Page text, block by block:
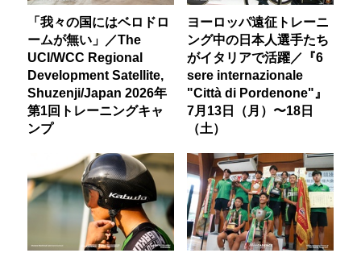
「我々の国にはベロドロ
ームが無い」／The
UCI/WCC Regional
Development Satellite,
Shuzenji/Japan 2026年
第1回トレーニングキャ
ンプ
ヨーロッパ遠征トレーニ
ング中の日本人選手たち
がイタリアで活躍／『6
sere internazionale
"Città di Pordenone"』
7月13日（月）〜18日
（土）